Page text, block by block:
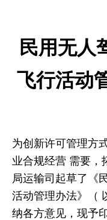
民用无人
飞行活动
为创新许可管理方
业合规经营 需要，
局运输司起草了《
活动管理办法》（
纳各方意见，现予印